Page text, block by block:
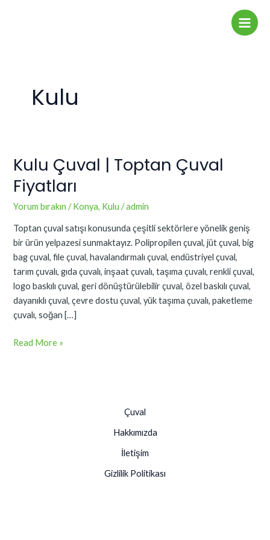
Main
Kulu
Kulu Çuval | Toptan Çuval
Fiyatları
Yorum bırakın /Konya, Kulu /admin
Toptan çuval satışı konusunda çeşitli sektörlere yönelik geniş
bir ürün yelpazesi sunmaktayız. Polipropilen çuval, jüt çuval, big
bag çuval, file çuval, havalandırmalı çuval, endüstriyel çuval,
tarım çuvalı, gıda çuvalı, inşaat çuvalı, taşıma çuvalı, renkli çuval,
logo baskılı çuval, geri dönüştürülebilir çuval, özel baskılı çuval,
dayanıklı çuval, çevre dostu çuval, yük taşıma çuvalı, paketleme
çuvalı, soğan […]
Kulu
|
Toptan
Fiyatları
Read More »
Çuval
Hakkımızda
İletişim
Gizlilik Politikası